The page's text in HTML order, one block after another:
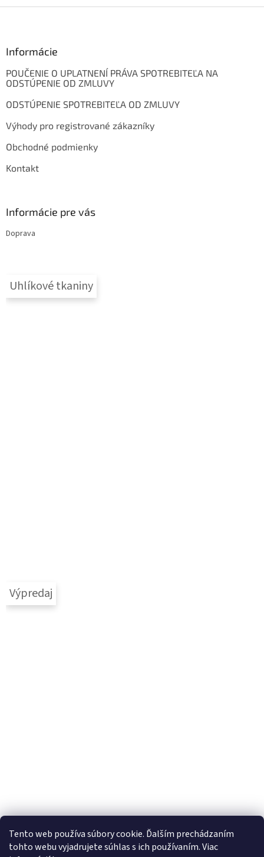
Tento web používa súbory cookie. Ďalším prechádzaním
tohto webu vyjadrujete súhlas s ich používaním. Viac
r
v
y
ý
v
Informácie
POUČENIE O UPLATNENÍ PRÁVA SPOTREBITEĽA NA
ODSTÚPENIE OD ZMLUVY
ODSTÚPENIE SPOTREBITEĽA OD ZMLUVY
Výhody pro registrované zákazníky
Obchodné podmienky
Kontakt
Informácie pre vás
Doprava
Uhlíkové tkaniny
Výpredaj